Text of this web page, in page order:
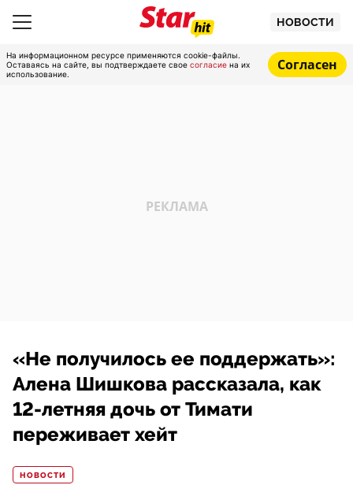
НОВОСТИ
На информационном ресурсе применяются cookie-файлы.
Оставаясь на сайте, вы подтверждаете свое согласие на их
использование.
Согласен
«Не получилось ее поддержать»:
Алена Шишкова рассказала, как
12-летняя дочь от Тимати
переживает хейт
НОВОСТИ